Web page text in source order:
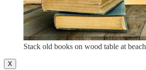
Stack old books on wood table at beach
X